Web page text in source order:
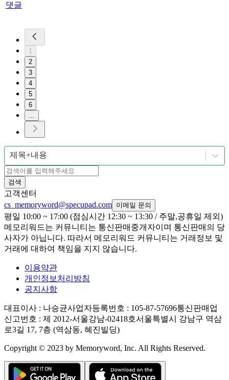
댓글
1
2
3
4
5
6
제목+내용
검색
고객센터
cs_memoryword@specupad.com 이메일 문의
평일 10:00 ~ 17:00 (점심시간 12:30 ~ 13:30 / 주말,공휴일 제외)
메모리워드는 커뮤니티는 통신판매중개자이며 통신판매의 당
사자가 아닙니다. 따라서 메모리워드 커뮤니티는 거래정보 및
거래에 대하여 책임을 지지 않습니다.
이용약관
개인정보처리방침
공지사항
대표이사 : 나승균사업자등록번호 : 105-87-57696통신판매업
신고번호 : 제 2012-서울강남-02418호서울특별시 강남구 역삼
로3길 17, 7층 (역삼동, 혜진빌딩)
Copyright © 2023 by Memoryword, Inc. All Rights Reserved.